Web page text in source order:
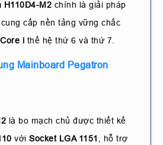
H110D4-M2 chính là giải pháp
cấp nền tảng vững chắc
i thế hệ thứ 6 và thứ 7.
Mainboard Pegatron
là bo mạch chủ được thiết kế
với Socket LGA 1151
, hỗ trợ